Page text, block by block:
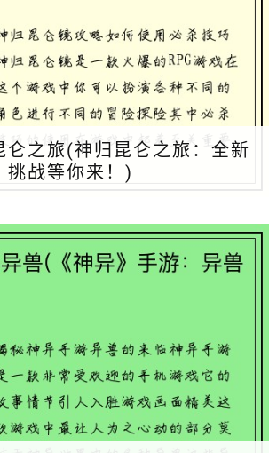
仑之旅(神归昆仑之旅：全新
挑战等你来！)